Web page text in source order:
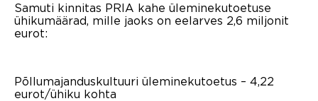
Samuti kinnitas PRIA kahe üleminekutoetuse
ühikumäärad, mille jaoks on eelarves 2,6 miljonit
eurot:
Põllumajanduskultuuri üleminekutoetus – 4,22
eurot/ühiku kohta